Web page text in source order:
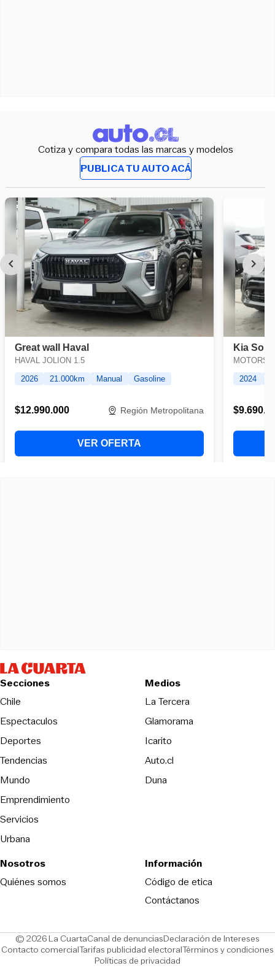
Cotiza y compara todas las marcas y modelos
PUBLICA TU AUTO ACÁ
Secciones
Chile
Espectaculos
Deportes
Tendencias
Mundo
Emprendimiento
Servicios
Urbana
Medios
La TerceraOpens in new
Glamorama
Icarito
Auto.cl
DunaOpens in new window
Nosotros
Quiénes somos
Información
Código de eticaOpens in new
Contáctanos
© 2026 La CuartaCanal de denunciasOpens in new window
Declaración de Intereses
Contacto comercialOpens in new window
Tarifas publicidad electoralOpens in new window
Términos y condiciones
Políticas de privacidad